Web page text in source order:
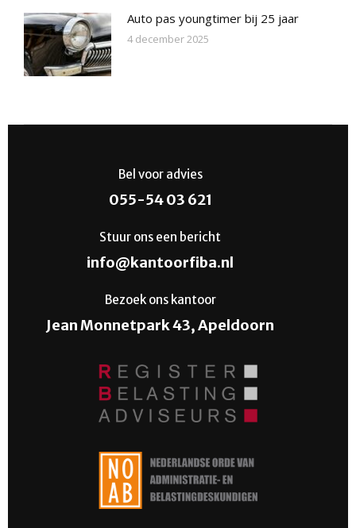
Auto pas youngtimer bij 25 jaar
4 december 2025
Bel voor advies
055-54 03 621
Stuur ons een bericht
info@kantoorfiba.nl
Bezoek ons kantoor
Jean Monnetpark 43, Apeldoorn